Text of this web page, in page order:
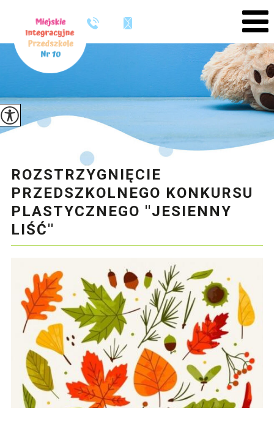
ROZSTRZYGNIĘCIE
PRZEDSZKOLNEGO KONKURSU
PLASTYCZNEGO ''JESIENNY
LIŚĆ''